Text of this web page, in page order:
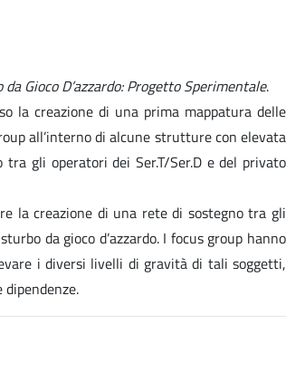
Gioco D’azzardo: Progetto Sperimentale.
la creazione di una prima mappatura delle
all’interno di alcune strutture con elevata
gli operatori dei Ser.T/Ser.D e del privato
la creazione di una rete di sostegno tra gli
da gioco d’azzardo. I focus group hanno
i diversi livelli di gravità di tali soggetti,